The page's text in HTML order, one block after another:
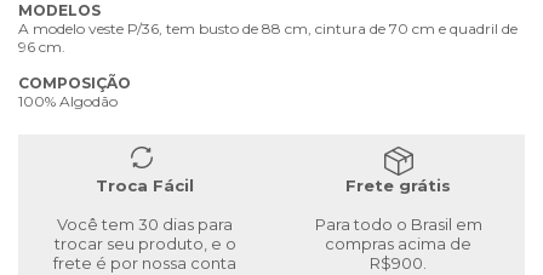
MODELOS
A modelo veste P/36, tem busto de 88 cm, cintura de 70 cm e quadril de
96 cm.
COMPOSIÇÃO
100% Algodão
Troca Fácil
Você tem 30 dias para
trocar seu produto, e o
frete é por nossa conta
Frete grátis
Para todo o Brasil em
compras acima de
R$900.